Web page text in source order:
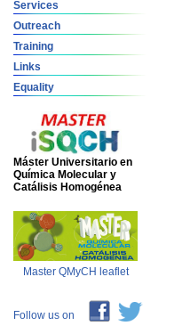
Services
Outreach
Training
Links
Equality
Máster Universitario en
Química Molecular y
Catálisis Homogénea
Master QMyCH leaflet
Follow us on